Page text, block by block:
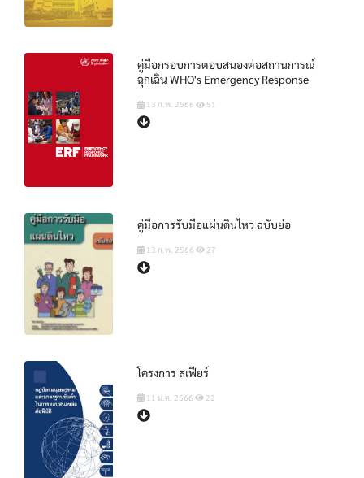
คู่มือกรอบการตอบสนองต่อสถานการณ์
ฉุกเฉิน WHO's Emergency Response
13 ก.พ. 2566 51
คู่มือการรับมือแผ่นดินไหว ฉบับย่อ
13 ก.พ. 2566 27
โครงการ สเฟียร์
11 ม.ค. 2566 22